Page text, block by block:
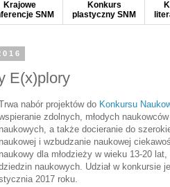
Krajowe
SNM
Konkurs
plastyczny SNM
E(x)plory
nabór projektów do Konkursu
zdolnych, młodych
naukowych, a także docieranie do
naukowej i wzbudzanie naukowej
naukowy dla młodzieży w wieku 13-20
naukowych. Udział w konkursie
2017 roku.